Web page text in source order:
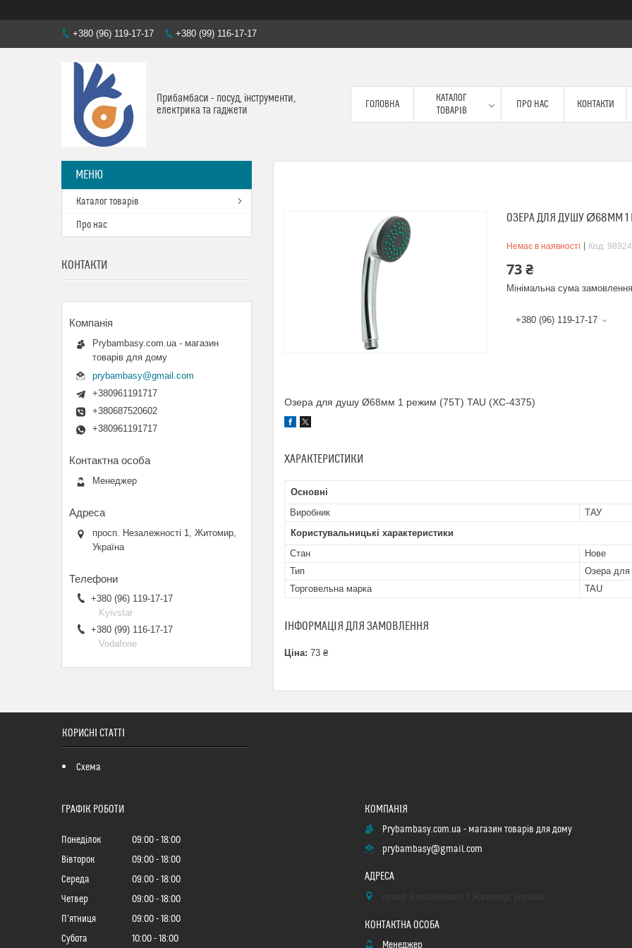
+380 (96) 119-17-17 +380 (99) 116-17-17
Прибамбаси - посуд, інструменти,
електрика та гаджети
ГОЛОВНА
КАТАЛОГ
ТОВАРІВ
ПРО НАС КОНТАКТИ
ОЗЕРА ДЛЯ ДУШУ Ø68ММ 1
Немає в наявності Код:
73 ₴
Мінімальна сума
+380 (96) 119-17-17
Озера для душу Ø68мм 1 режим (75T) TAU (XC-4375)
ХАРАКТЕРИСТИКИ
Основні
Виробник
ТАУ
Користувальницькі характеристики
Стан
Нове
Тип
Озера
Торговельна марка
TAU
ІНФОРМАЦІЯ ДЛЯ ЗАМОВЛЕННЯ
Ціна: 73 ₴
Каталог товарів
Про нас
КОНТАКТИ
Prybambasy.com.ua - магазин
товарів для дому
prybambasy@gmail.com
+380961191717
+380687520602
+380961191717
Менеджер
просп. Незалежності 1, Житомир,
Україна
+380 (96) 119-17-17
Kyivstar
+380 (99) 116-17-17
Vodafone
КОРИСНІ СТАТТІ
Схема
ГРАФІК РОБОТИ
Понеділок 09:00
18:00
Вівторок
09:00
18:00
Середа
09:00
18:00
Четвер
09:00
18:00
Пʼятниця
09:00
18:00
Субота
10:00 18:00
Prybambasy.com.ua - магазин товарів для дому
prybambasy@gmail.com
Менеджер